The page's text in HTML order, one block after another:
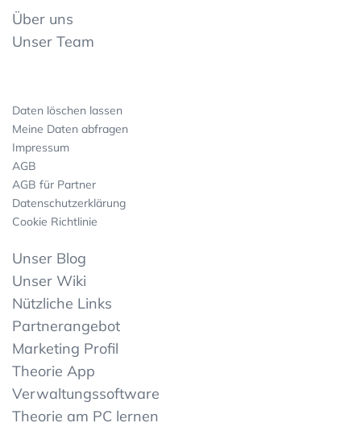
Über uns
Unser Team
Daten löschen lassen
Meine Daten abfragen
Impressum
AGB
AGB für Partner
Datenschutzerklärung
Cookie Richtlinie
Unser Blog
Unser Wiki
Nützliche Links
Partnerangebot
Marketing Profil
Theorie App
Verwaltungssoftware
Theorie am PC lernen